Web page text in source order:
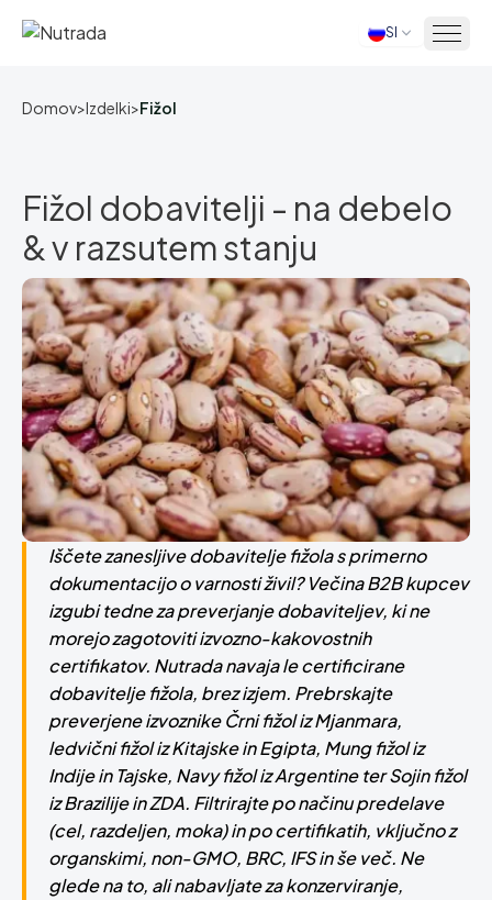
Domov SI
Domov>Izdelki>Fižol
Fižol dobavitelji - na debelo
& v razsutem stanju
Iščete zanesljive dobavitelje fižola s primerno
dokumentacijo o varnosti živil? Večina B2B kupcev
izgubi tedne za preverjanje dobaviteljev, ki ne
morejo zagotoviti izvozno-kakovostnih
certifikatov. Nutrada navaja le certificirane
dobavitelje fižola, brez izjem. Prebrskajte
preverjene izvoznike Črni fižol iz Mjanmara,
ledvični fižol iz Kitajske in Egipta, Mung fižol iz
Indije in Tajske, Navy fižol iz Argentine ter Sojin fižol
iz Brazilije in ZDA. Filtrirajte po načinu predelave
(cel, razdeljen, moka) in po certifikatih, vključno z
organskimi, non-GMO, BRC, IFS in še več. Ne
glede na to, ali nabavljate za konzerviranje,